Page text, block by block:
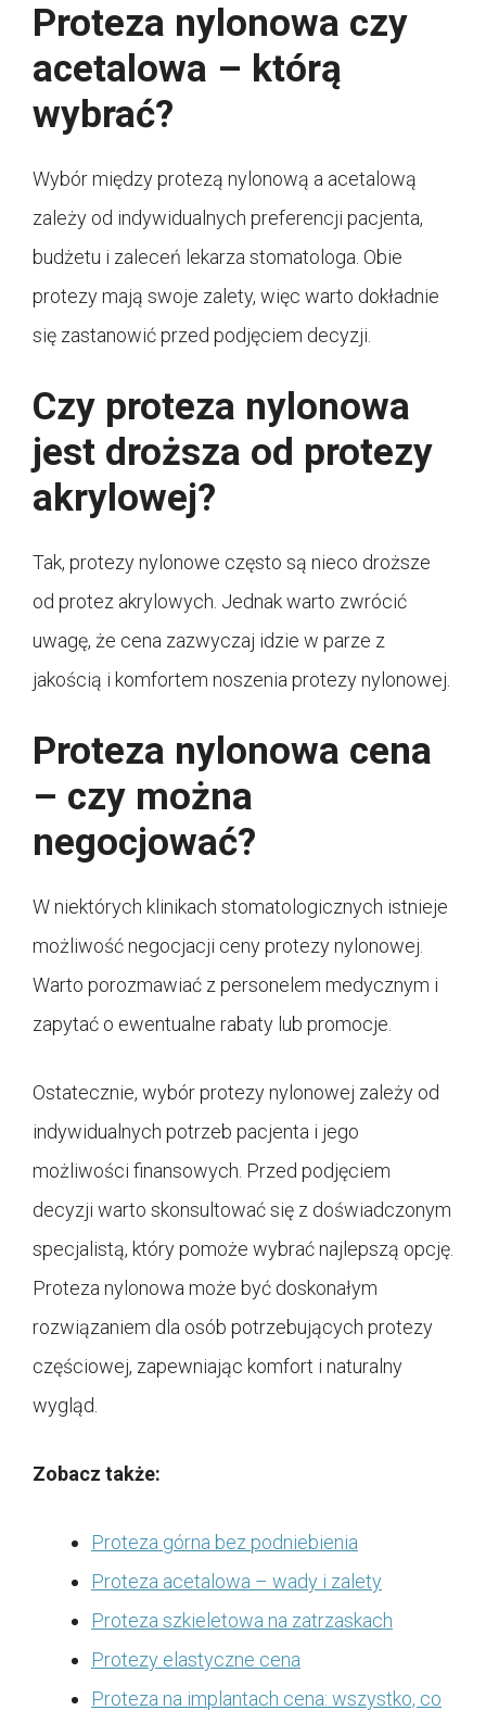
Proteza nylonowa czy
acetalowa – którą
wybrać?
Wybór między protezą nylonową a acetalową
zależy od indywidualnych preferencji pacjenta,
budżetu i zaleceń lekarza stomatologa. Obie
protezy mają swoje zalety, więc warto dokładnie
się zastanowić przed podjęciem decyzji.
Czy proteza nylonowa
jest droższa od protezy
akrylowej?
Tak, protezy nylonowe często są nieco droższe
od protez akrylowych. Jednak warto zwrócić
uwagę, że cena zazwyczaj idzie w parze z
jakością i komfortem noszenia protezy nylonowej.
Proteza nylonowa cena
– czy można
negocjować?
W niektórych klinikach stomatologicznych istnieje
możliwość negocjacji ceny protezy nylonowej.
Warto porozmawiać z personelem medycznym i
zapytać o ewentualne rabaty lub promocje.
Ostatecznie, wybór protezy nylonowej zależy od
indywidualnych potrzeb pacjenta i jego
możliwości finansowych. Przed podjęciem
decyzji warto skonsultować się z doświadczonym
specjalistą, który pomoże wybrać najlepszą opcję.
Proteza nylonowa może być doskonałym
rozwiązaniem dla osób potrzebujących protezy
częściowej, zapewniając komfort i naturalny
wygląd.
Zobacz także:
Proteza górna bez podniebienia
Proteza acetalowa – wady i zalety
Proteza szkieletowa na zatrzaskach
Protezy elastyczne cena
Proteza na implantach cena: wszystko, co